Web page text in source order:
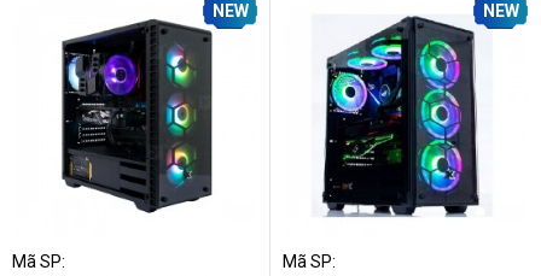
NEW
Mã SP:
NEW
Mã SP: